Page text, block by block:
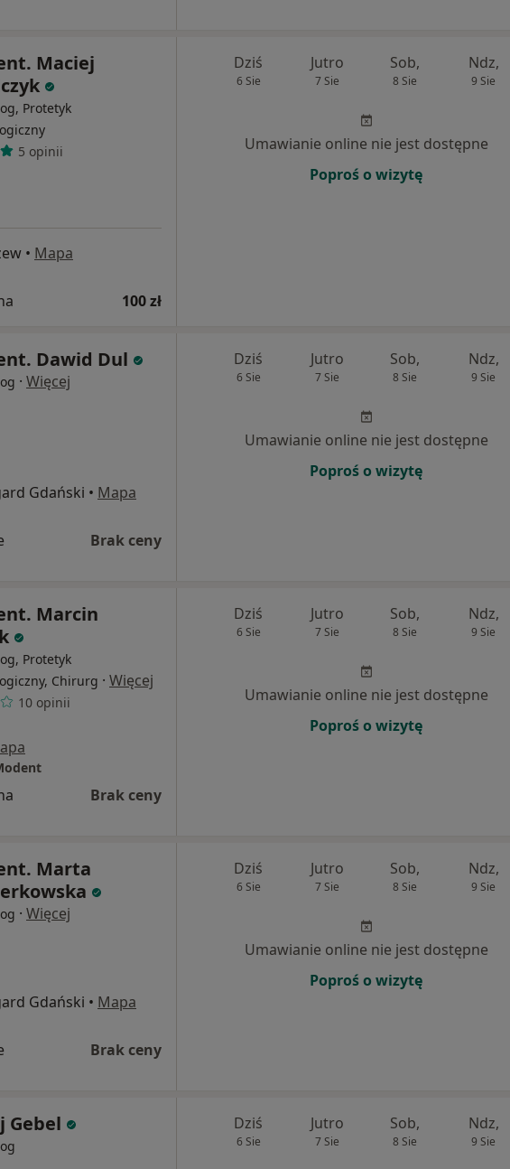
Maciej
Protetyk
5 opinii
• Mapa
100 zł
Dziś
6 Sie
Jutro
7 Sie
Sob,
8 Sie
Ndz,
9 Sie
Umawianie online nie jest dostępne
Poproś o wizytę
Dawid Dul
· Więcej
Gdański • Mapa
Brak ceny
Dziś
6 Sie
Jutro
7 Sie
Sob,
8 Sie
Ndz,
9 Sie
Umawianie online nie jest dostępne
Poproś o wizytę
Marcin
Protetyk
Chirurg · Więcej
10 opinii
Brak ceny
Dziś
6 Sie
Jutro
7 Sie
Sob,
8 Sie
Ndz,
9 Sie
Umawianie online nie jest dostępne
Poproś o wizytę
Marta
· Więcej
Gdański • Mapa
Brak ceny
Dziś
6 Sie
Jutro
7 Sie
Sob,
8 Sie
Ndz,
9 Sie
Umawianie online nie jest dostępne
Poproś o wizytę
Gebel Dziś
6 Sie
Jutro
7 Sie
Sob,
8 Sie
Ndz,
9 Sie